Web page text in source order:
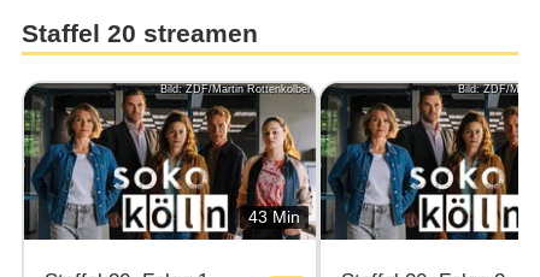
Staffel 20 streamen
Bild: ZDF/Martin Rottenkolber
43 Min
Bild: ZDF/